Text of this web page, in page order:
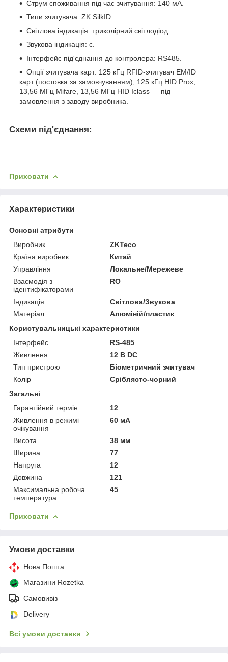
Струм споживання під час зчитування: 140 мА.
Типи зчитувача: ZK SilkID.
Світлова індикація: триколірний світлодіод.
Звукова індикація: є.
Інтерфейс під'єднання до контролера: RS485.
Опції зчитувача карт: 125 кГц RFID-зчитувач EM/ID
карт (постовка за замовчуванням), 125 кГц HID Prox,
13,56 МГц Mifare, 13,56 МГц HID Iclass — під
замовлення з заводу виробника.
Схеми під'єднання:
Приховати
Характеристики
Основні атрибути
Виробник
ZKTeco
Країна виробник
Китай
Управління
Локальне/Мережеве
Взаємодія з
ідентифікаторами
RO
Індикація
Світлова/Звукова
Матеріал
Алюміній/пластик
Користувальницькі характеристики
Інтерфейс
RS-485
Живлення
12 B DC
Тип пристрою
Біометричний зчитувач
Колір
Сріблясто-чорний
Загальні
Гарантійний термін
12
Живлення в режимі
очікування
60 мА
Висота
38 мм
Ширина
77
Напруга
12
Довжина
121
Максимальна робоча
температура
45
Приховати
Умови доставки
Нова Пошта
Магазини Rozetka
Самовивіз
Delivery
Всі умови доставки